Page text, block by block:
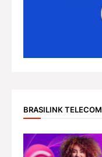
BRASILINK TELECOM